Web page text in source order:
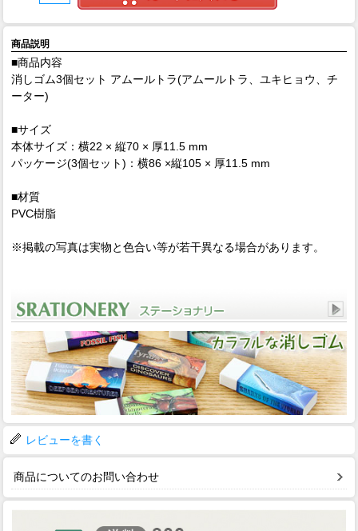
商品説明
■商品内容
消しゴム3個セット アムールトラ(アムールトラ、ユキヒョウ、チ
ーター)
■サイズ
本体サイズ：横22 × 縦70 × 厚11.5 mm
パッケージ(3個セット)：横86 ×縦105 × 厚11.5 mm
■材質
PVC樹脂
※掲載の写真は実物と色合い等が若干異なる場合があります。
レビューを書く
商品についてのお問い合わせ